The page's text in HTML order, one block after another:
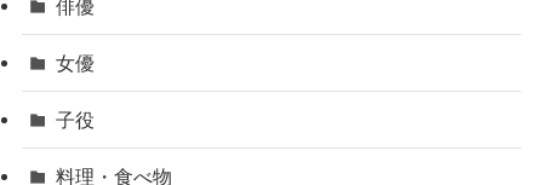
俳優
女優
子役
料理・食べ物